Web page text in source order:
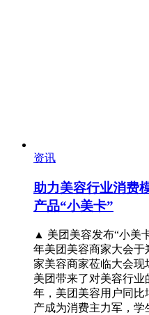
资讯
助力美容行业消费
产品“小美卡”
▲ 美团美容发布“小美
年美团美容商家大会于
家美容商家莅临大会现
美团带来了对美容行业
年，美团美容用户同比
产成为消费主力军，学